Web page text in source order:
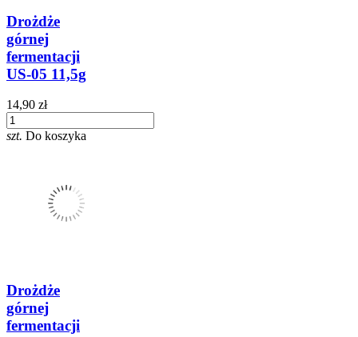
Drożdże
górnej
fermentacji
US-05 11,5g
14,90 zł
szt. Do koszyka
Drożdże
górnej
fermentacji